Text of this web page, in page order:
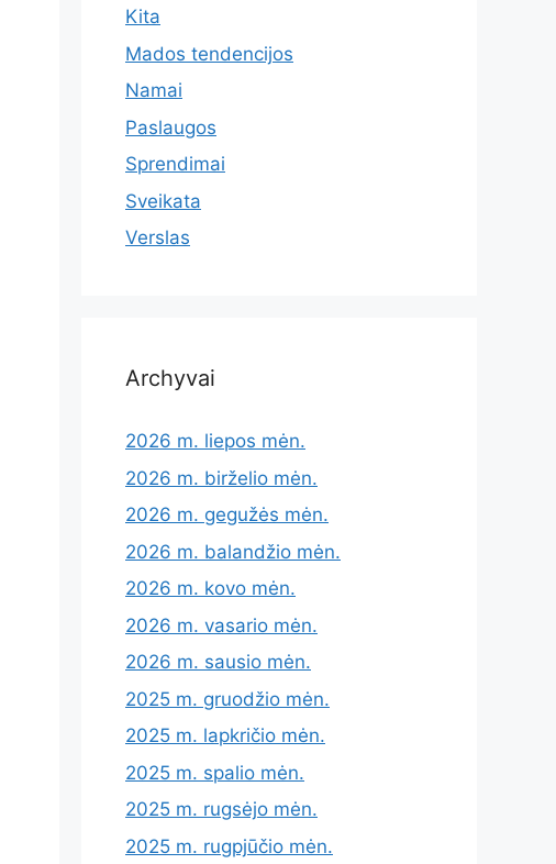
Kita
Mados tendencijos
Namai
Paslaugos
Sprendimai
Sveikata
Verslas
Archyvai
2026 m. liepos mėn.
2026 m. birželio mėn.
2026 m. gegužės mėn.
2026 m. balandžio mėn.
2026 m. kovo mėn.
2026 m. vasario mėn.
2026 m. sausio mėn.
2025 m. gruodžio mėn.
2025 m. lapkričio mėn.
2025 m. spalio mėn.
2025 m. rugsėjo mėn.
2025 m. rugpjūčio mėn.